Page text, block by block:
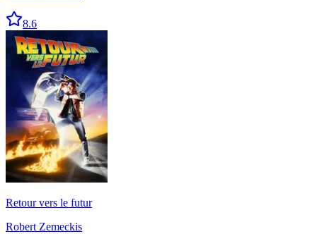
8.6
Retour vers le futur
Robert Zemeckis